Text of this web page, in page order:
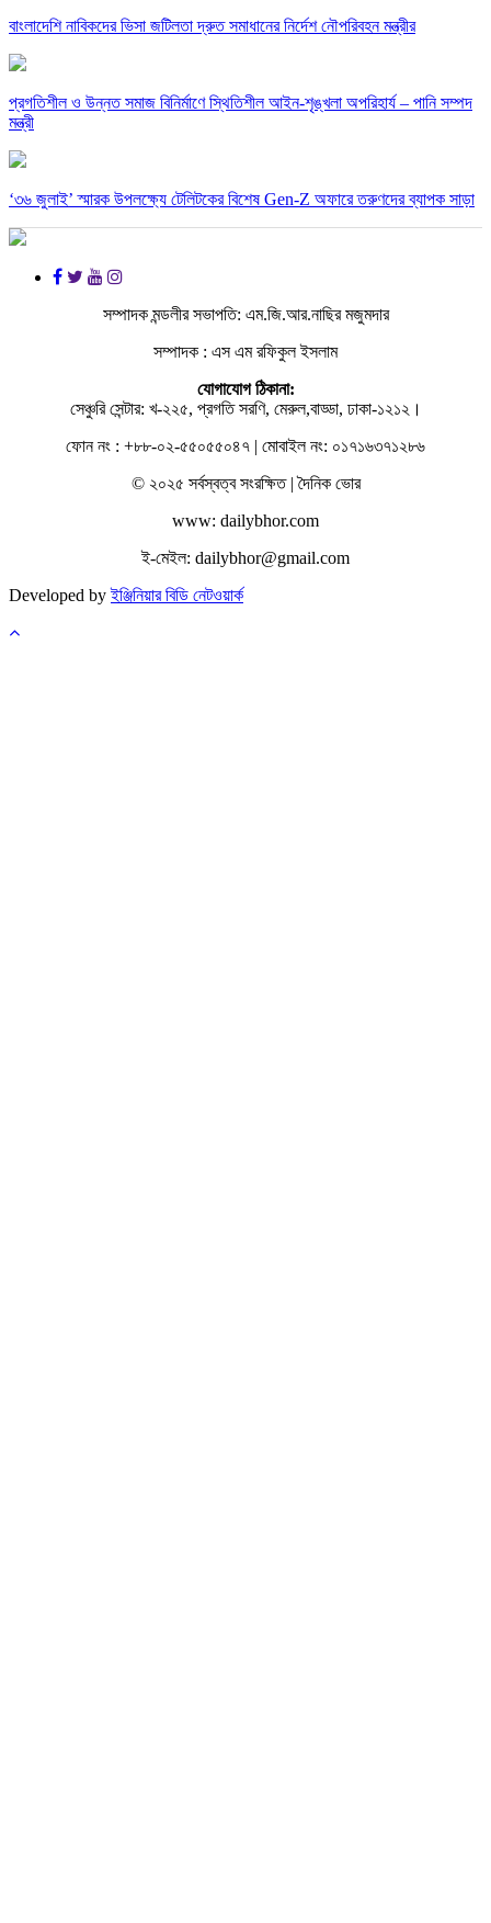
বাংলাদেশি নাবিকদের ভিসা জটিলতা দ্রুত সমাধানের নির্দেশ নৌপরিবহন মন্ত্রীর
‎প্রগতিশীল ও উন্নত সমাজ বিনির্মাণে স্থিতিশীল আইন-শৃঙ্খলা অপরিহার্য – পানি সম্পদ
মন্ত্রী
‘৩৬ জুলাই’ স্মারক উপলক্ষ্যে টেলিটকের বিশেষ Gen-Z অফারে তরুণদের ব্যাপক সাড়া
সম্পাদক মন্ডলীর সভাপতি: এম.জি.আর.নাছির মজুমদার
সম্পাদক : এস এম রফিকুল ইসলাম
যোগাযোগ ঠিকানা:
সেঞ্চুরি সেন্টার: খ-২২৫, প্রগতি সরণি, মেরুল,বাড্ডা, ঢাকা-১২১২।
ফোন নং : +৮৮-০২-৫৫০৫৫০৪৭ | মোবাইল নং: ০১৭১৬৩৭১২৮৬
© ২০২৫ সর্বস্বত্ব সংরক্ষিত | দৈনিক ভোর
www: dailybhor.com
ই-মেইল: dailybhor@gmail.com
Developed byইঞ্জিনিয়ার বিডি নেটওয়ার্ক